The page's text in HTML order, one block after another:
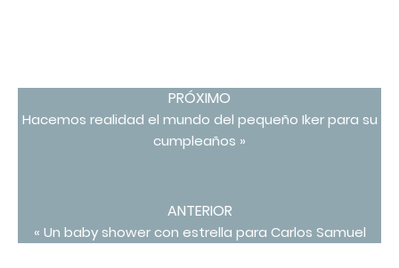
PRÓXIMO
Hacemos realidad el mundo del pequeño Iker para su
cumpleaños »
ANTERIOR
« Un baby shower con estrella para Carlos Samuel